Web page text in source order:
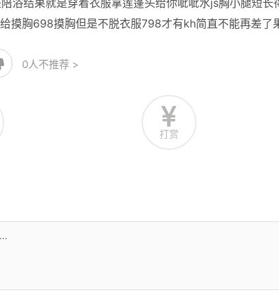
浴结果就是穿着衣服拿莲蓬头给你呲呲水js胸小腿短
摸胸698摸胸但是不脱衣服798才有kh简直不能再差了
0人不推荐 >
打赏